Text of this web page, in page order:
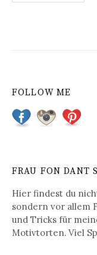
r
a
s
N
a
FOLLOW ME
FRAU FON DANT
Hier findest du
sondern vor allem
und Tricks für
Motivtorten. Viel